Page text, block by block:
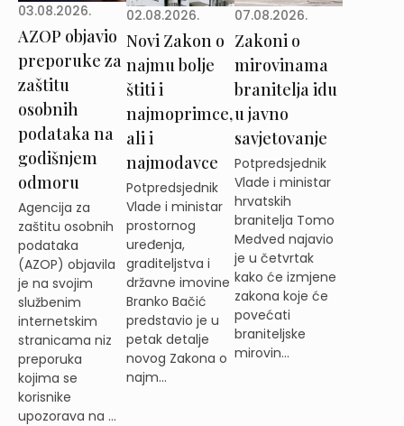
03.08.2026.
AZOP objavio
preporuke za
zaštitu
osobnih
podataka na
godišnjem
odmoru
Agencija za
zaštitu osobnih
podataka
(AZOP) objavila
je na svojim
službenim
internetskim
stranicama niz
preporuka
kojima se
korisnike
upozorava na ...
02.08.2026.
Novi Zakon o
najmu bolje
štiti i
najmoprimce,
ali i
najmodavce
Potpredsjednik
Vlade i ministar
prostornog
uređenja,
graditeljstva i
državne imovine
Branko Bačić
predstavio je u
petak detalje
novog Zakona o
najm...
07.08.2026.
Zakoni o
mirovinama
branitelja idu
u javno
savjetovanje
Potpredsjednik
Vlade i ministar
hrvatskih
branitelja Tomo
Medved najavio
je u četvrtak
kako će izmjene
zakona koje će
povećati
braniteljske
mirovin...